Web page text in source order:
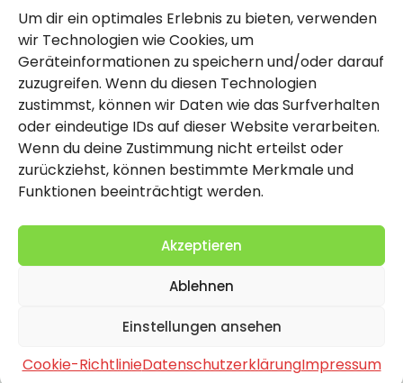
Um dir ein optimales Erlebnis zu bieten, verwenden
wir Technologien wie Cookies, um
Geräteinformationen zu speichern und/oder darauf
zuzugreifen. Wenn du diesen Technologien
zustimmst, können wir Daten wie das Surfverhalten
oder eindeutige IDs auf dieser Website verarbeiten.
Wenn du deine Zustimmung nicht erteilst oder
zurückziehst, können bestimmte Merkmale und
Funktionen beeinträchtigt werden.
Akzeptieren
Ablehnen
Einstellungen ansehen
Cookie-RichtlinieDatenschutzerklärungImpressum
Rechtlich
Impressum
Datenschutzerklärung
Cookie-Richtlinie (EU)